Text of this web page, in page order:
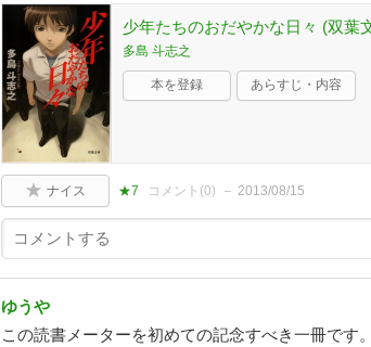
少年たちのおだやかな日々 (双葉
多島 斗志之
本を登録 あらすじ・内容
ナイス ★7 コメント(0) 2013/08/15
ゆうや
この読書メーターを初めての記念すべき一冊です